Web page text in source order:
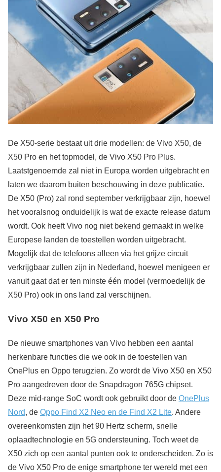
De X50-serie bestaat uit drie modellen: de Vivo X50, de
X50 Pro en het topmodel, de Vivo X50 Pro Plus.
Laatstgenoemde zal niet in Europa worden uitgebracht en
laten we daarom buiten beschouwing in deze publicatie.
De X50 (Pro) zal rond september verkrijgbaar zijn, hoewel
het vooralsnog onduidelijk is wat de exacte release datum
wordt. Ook heeft Vivo nog niet bekend gemaakt in welke
Europese landen de toestellen worden uitgebracht.
Mogelijk dat de telefoons alleen via het grijze circuit
verkrijgbaar zullen zijn in Nederland, hoewel menigeen er
vanuit gaat dat er ten minste één model (vermoedelijk de
X50 Pro) ook in ons land zal verschijnen.
Vivo X50 en X50 Pro
De nieuwe smartphones van Vivo hebben een aantal
herkenbare functies die we ook in de toestellen van
OnePlus en Oppo terugzien. Zo wordt de Vivo X50 en X50
Pro aangedreven door de Snapdragon 765G chipset.
Deze mid-range SoC wordt ook gebruikt door de OnePlus
Nord, de Oppo Find X2 Neo en de Find X2 Lite. Andere
overeenkomsten zijn het 90 Hertz scherm, snelle
oplaadtechnologie en 5G ondersteuning. Toch weet de
X50 zich op een aantal punten ook te onderscheiden. Zo is
de Vivo X50 Pro de enige smartphone ter wereld met een